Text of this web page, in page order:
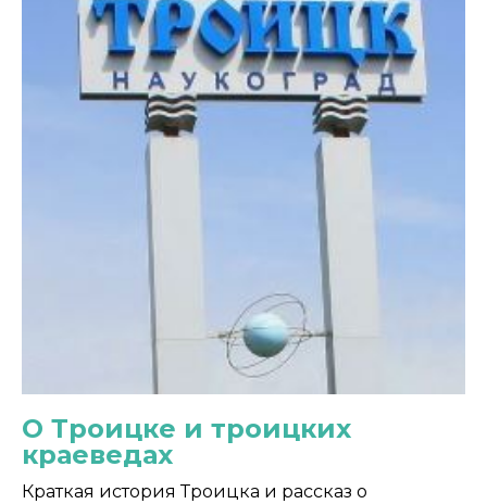
О Троицке и троицких
краеведах
Краткая история Троицка и рассказ о